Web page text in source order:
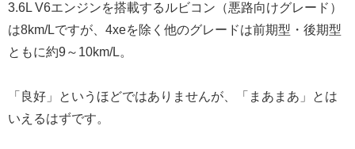
3.6L V6エンジンを搭載するルビコン（悪路向けグレード）
は8km/Lですが、4xeを除く他のグレードは前期型・後期型
ともに約9～10km/L。
「良好」というほどではありませんが、「まあまあ」とは
いえるはずです。